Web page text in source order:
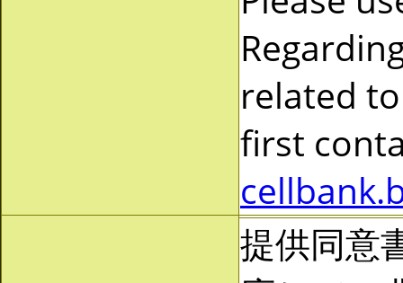
related
first
提供同意